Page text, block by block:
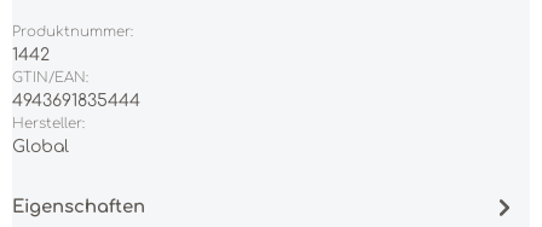
Produktnummer:
1442
GTIN/EAN:
4943691835444
Hersteller:
Global
Eigenschaften